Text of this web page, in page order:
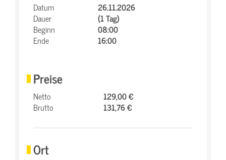
Datum
26.11.2026
Dauer
(1 Tag)
Beginn
08:00
Ende
16:00
Preise
Netto
129,00 €
Brutto
131,76 €
Ort